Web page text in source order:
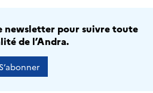
newsletter pour suivre toute
de l’Andra.
S’abonner